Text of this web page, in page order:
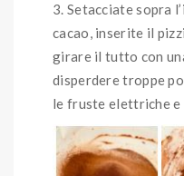
Setacciate sopra
cacao, inserite il
girare il tutto con
disperdere troppe
le fruste elettriche